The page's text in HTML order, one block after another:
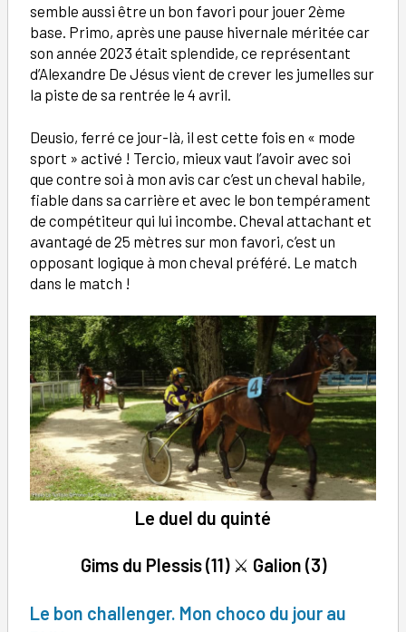
semble aussi être un bon favori pour jouer 2ème
base. Primo, après une pause hivernale méritée car
son année 2023 était splendide, ce représentant
d’Alexandre De Jésus vient de crever les jumelles sur
la piste de sa rentrée le 4 avril.
Deusio, ferré ce jour-là, il est cette fois en « mode
sport » activé ! Tercio, mieux vaut l’avoir avec soi
que contre soi à mon avis car c’est un cheval habile,
fiable dans sa carrière et avec le bon tempérament
de compétiteur qui lui incombe. Cheval attachant et
avantagé de 25 mètres sur mon favori, c’est un
opposant logique à mon cheval préféré. Le match
dans le match !
Le duel du quinté
Gims du Plessis (11)⚔️ Galion (3)
Le bon challenger. Mon choco du jour au